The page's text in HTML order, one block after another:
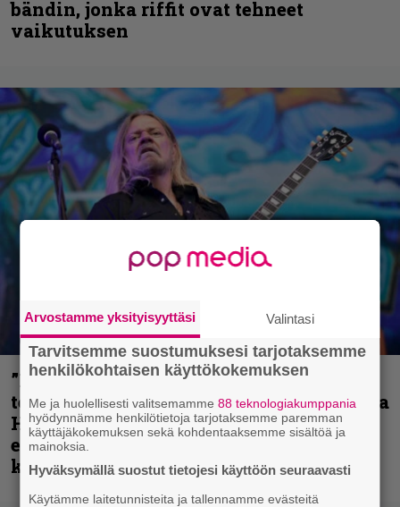
bändin, jonka riffit ovat tehneet
vaikutuksen
”Metallica on tiukempi kuin koskaan ja
te haluatte jonkun nulikan yrittävän olla
Hetfield?” – Pepper Keenan muisteli
ensimmäistä koesoittoaan hevijätin
kanssa
Arvostamme yksityisyyttäsi Valintasi
Tarvitsemme suostumuksesi tarjotaksemme
henkilökohtaisen käyttökokemuksen
Me ja huolellisesti valitsemamme88 teknologiakumppania
hyödynnämme henkilötietoja tarjotaksemme paremman
käyttäjäkokemuksen sekä kohdentaaksemme sisältöä ja
mainoksia.
Hyväksymällä suostut tietojesi käyttöön seuraavasti
Käytämme laitetunnisteita ja tallennamme evästeitä